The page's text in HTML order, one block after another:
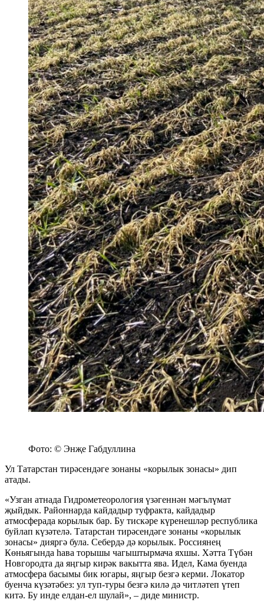
Фото: © Энҗе Габдуллина
Ул Татарстан тирәсендәге зонаны «корылык зонасы» дип
атады.
«Узган атнада Гидрометеорология үзәгеннән мәгълүмат
җыйдык. Районнарда кайдадыр туфракта, кайдадыр
атмосферада корылык бар. Бу тискәре күренешләр республика
буйлап күзәтелә. Татарстан тирәсендәге зонаны «корылык
зонасы» дияргә була. Себердә дә корылык. Россиянең
Көньягында һава торышы чагыштырмача яхшы. Хәтта Түбән
Новгородта да яңгыр кирәк вакытта ява. Идел, Кама буенда
атмосфера басымы бик югары, яңгыр безгә керми. Локатор
буенча күзәтәбез: ул туп-туры безгә килә дә читләтеп үтеп
китә. Бу инде елдан-ел шулай», – диде министр.